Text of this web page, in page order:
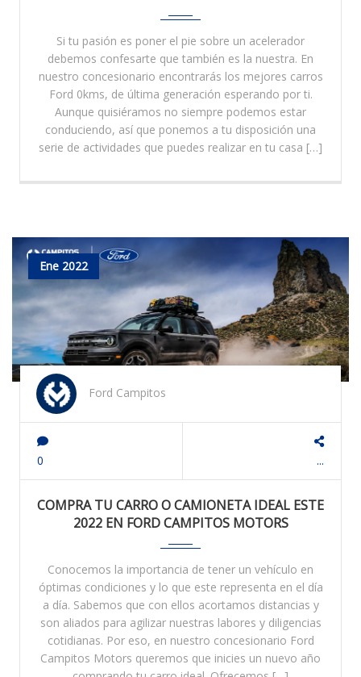
Si tu pasión es poner el pie sobre un acelerador
debemos confesarte que también es la nuestra. En
nuestro concesionario encontrarás los mejores carros
Ford 0kms, de última generación esperando por ti.
Aunque quisiéramos no siempre podemos estar
conduciendo, así que ponemos a tu disposición una
serie de actividades que puedes realizar en tu casa […]
Ene 2022
Ford Campitos
0 ...
COMPRA TU CARRO O CAMIONETA IDEAL ESTE
2022 EN FORD CAMPITOS MOTORS
Conocemos la importancia de tener un vehículo en
óptimas condiciones y lo que este representa en el día
a día. Sabemos que con ellos acortamos distancias y
son aliados para agilizar nuestras labores y diligencias
cotidianas. Por eso, en nuestro concesionario Ford
Campitos Motors queremos que inicies un nuevo año